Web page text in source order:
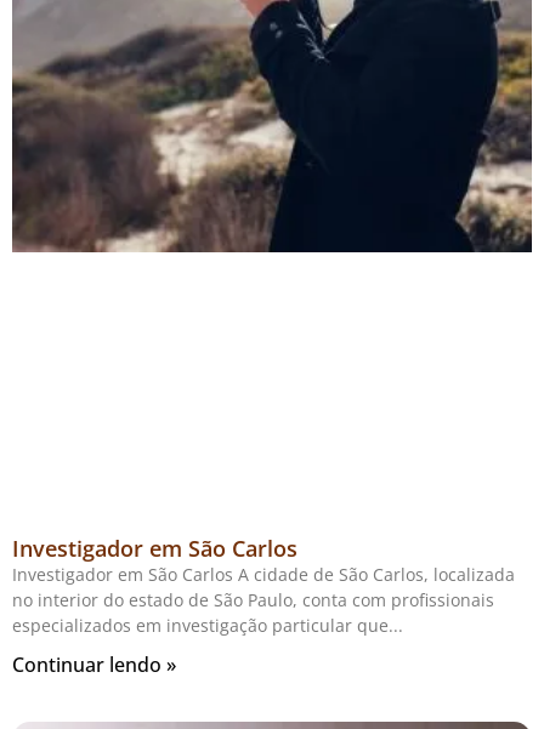
Investigador em São Carlos
Investigador em São Carlos A cidade de São Carlos, localizada
no interior do estado de São Paulo, conta com profissionais
especializados em investigação particular que
Continuar lendo »